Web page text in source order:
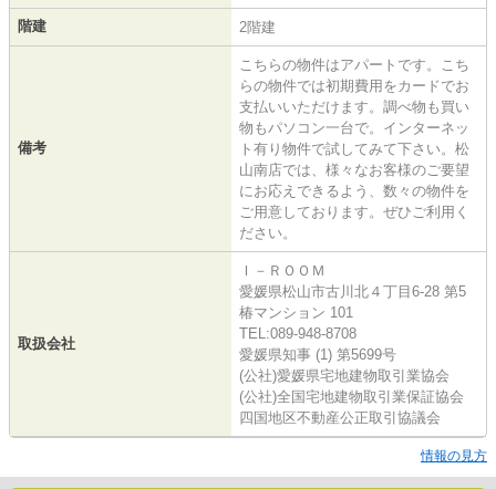
階建 2階建
備考
こちらの物件はアパートです。こち
らの物件では初期費用をカードでお
支払いいただけます。調べ物も買い
物もパソコン一台で。インターネッ
ト有り物件で試してみて下さい。松
山南店では、様々なお客様のご要望
にお応えできるよう、数々の物件を
ご用意しております。ぜひご利用く
ださい。
取扱会社
Ｉ－ＲＯＯＭ
愛媛県松山市古川北４丁目6-28 第5
椿マンション 101
TEL:089-948-8708
愛媛県知事 (1) 第5699号
(公社)愛媛県宅地建物取引業協会
(公社)全国宅地建物取引業保証協会
四国地区不動産公正取引協議会
情報の見方